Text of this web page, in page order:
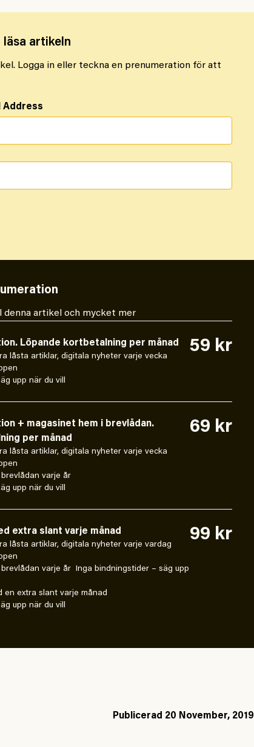
artikeln
Logga in eller teckna en prenumeration för att
Address
denna artikel och mycket mer
Löpande kortbetalning per månad
låsta artiklar, digitala nyheter varje vecka
upp när du vill
59 kr
+ magasinet hem i brevlådan.
per månad
låsta artiklar, digitala nyheter varje vecka
varje år
upp när du vill
69 kr
extra slant varje månad
låsta artiklar, digitala nyheter varje vardag
brevlådan varje år Inga bindningstider – säg upp
extra slant varje månad
upp när du vill
99 kr
Publicerad 20 November, 2019